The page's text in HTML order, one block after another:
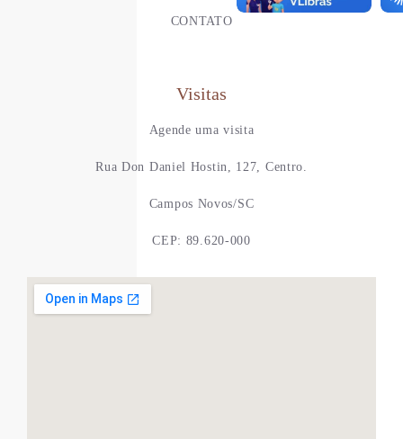
CONTATO
Visitas
Agende uma visita
Rua Don Daniel Hostin, 127, Centro.
Campos Novos/SC
CEP: 89.620-000